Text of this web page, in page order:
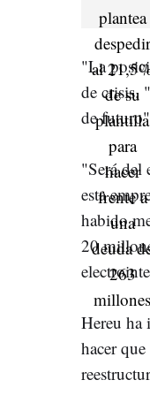
"La
de crisis.
de
"Será del
esta
habido
20
Hereu ha
hacer